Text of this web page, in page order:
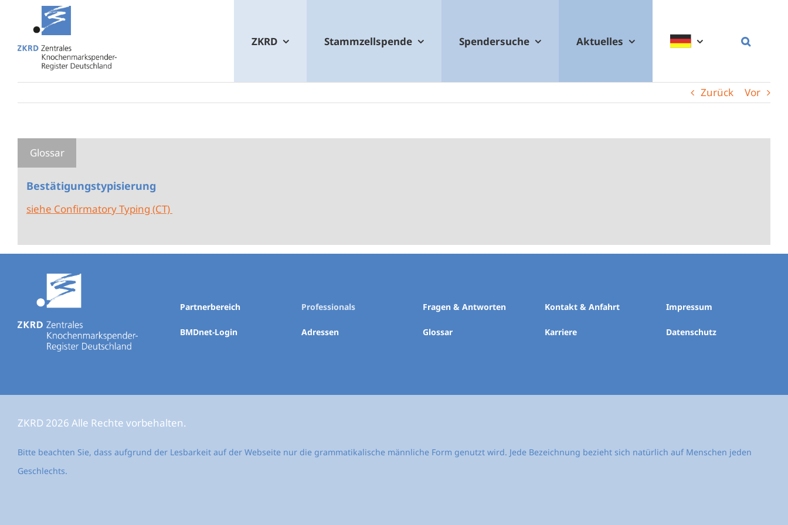
springen
ZKRD Stammzellspende Spendersuche Aktuelles
Zurück Vor
Bestätigungstypisierung
siehe Confirmatory Typing (CT)
Partnerbereich
BMDnet-Login
Professionals
Adressen
Fragen & Antworten
Glossar
Kontakt & Anfahrt
Karriere
Impressum
Datenschutz
ZKRD 2026 Alle Rechte vorbehalten.
Bitte beachten Sie, dass aufgrund der Lesbarkeit auf der Webseite nur die grammatikalische männliche Form genutzt wird. Jede Bezeichnung bezieht sich natürlich auf Menschen jeden
Geschlechts.